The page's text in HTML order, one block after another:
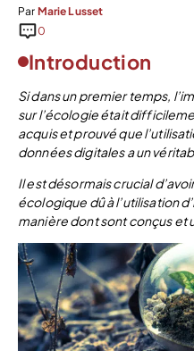
Par Marie Lusset
0
Introduction
Si dans un premier temps,
sur l’écologie était
acquis et prouvé que
données digitales a un
Il est désormais crucial
écologique dû à l’utilisation
manière dont sont conçus et